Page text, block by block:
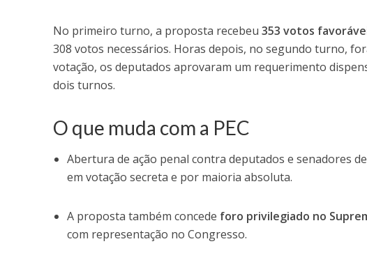
No primeiro turno, a proposta recebeu 353 votos
308 votos necessários. Horas depois, no segundo turno,
votação, os deputados aprovaram um requerimento
dois turnos.
O que muda com a PEC
Abertura de ação penal contra deputados e senadores
em votação secreta e por maioria absoluta.
A proposta também concede foro privilegiado no
com representação no Congresso.